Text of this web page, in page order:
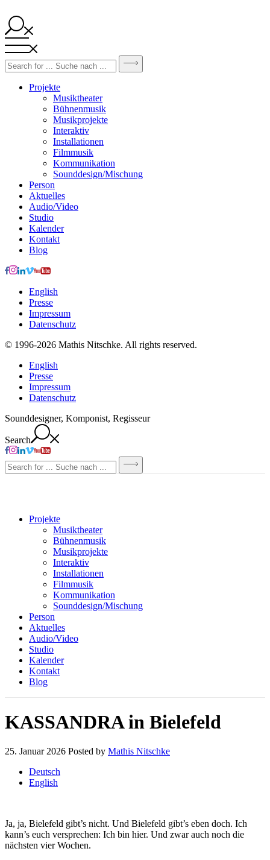
Projekte
Musiktheater
Bühnenmusik
Musikprojekte
Interaktiv
Installationen
Filmmusik
Kommunikation
Sounddesign/Mischung
Person
Aktuelles
Audio/Video
Studio
Kalender
Kontakt
Blog
English
Presse
Impressum
Datenschutz
© 1996-2026 Mathis Nitschke. All rights reserved.
English
Presse
Impressum
Datenschutz
Sounddesigner, Komponist, Regisseur
Search
Projekte
Musiktheater
Bühnenmusik
Musikprojekte
Interaktiv
Installationen
Filmmusik
Kommunikation
Sounddesign/Mischung
Person
Aktuelles
Audio/Video
Studio
Kalender
Kontakt
Blog
KASSANDRA in Bielefeld
25. Januar 2026 Posted by Mathis Nitschke
Deutsch
English
Ja, ja, Bielefeld gibt’s nicht. Und Bielefeld gibt’s eben doch. Ich
kann’s euch versprechen: Ich bin hier. Und zwar auch noch die
nächsten vier Wochen.